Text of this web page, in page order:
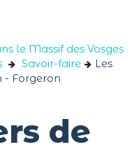
le Massif des Vosges
Savoir-faire
Les
- Forgeron
de